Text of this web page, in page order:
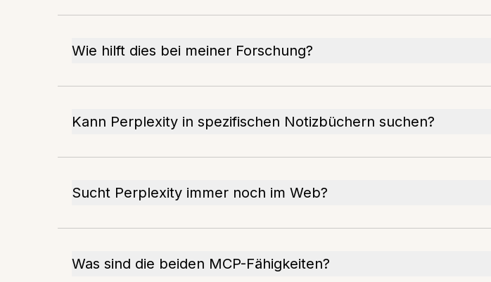
Wie hilft dies bei meiner Forschung?
Kann Perplexity in spezifischen Notizbüchern suchen?
Sucht Perplexity immer noch im Web?
Was sind die beiden MCP-Fähigkeiten?